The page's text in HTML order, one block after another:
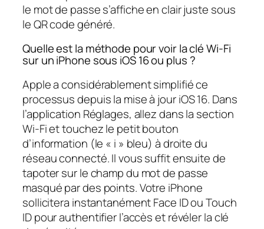
le mot de passe s’affiche en clair juste sous
le QR code généré.
Quelle est la méthode pour voir la clé Wi-Fi
sur un iPhone sous iOS 16 ou plus ?
Apple a considérablement simplifié ce
processus depuis la mise à jour iOS 16. Dans
l’application Réglages, allez dans la section
Wi-Fi et touchez le petit bouton
d’information (le « i » bleu) à droite du
réseau connecté. Il vous suffit ensuite de
tapoter sur le champ du mot de passe
masqué par des points. Votre iPhone
sollicitera instantanément Face ID ou Touch
ID pour authentifier l’accès et révéler la clé